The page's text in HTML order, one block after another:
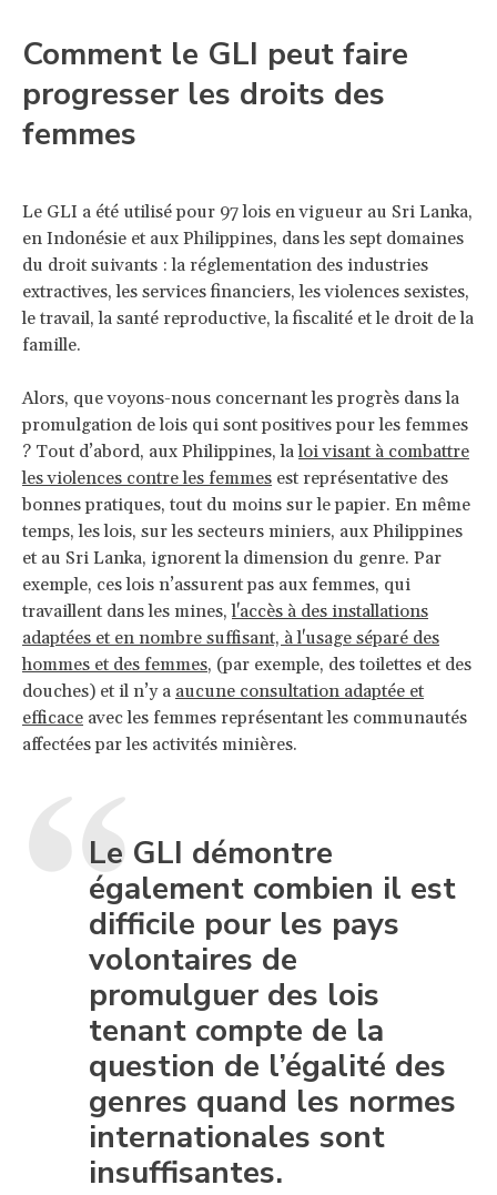
Comment le GLI peut faire
progresser les droits des
femmes
Le GLI a été utilisé pour 97 lois en vigueur au Sri Lanka,
en Indonésie et aux Philippines, dans les sept domaines
du droit suivants : la réglementation des industries
extractives, les services financiers, les violences sexistes,
le travail, la santé reproductive, la fiscalité et le droit de la
famille.
Alors, que voyons-nous concernant les progrès dans la
promulgation de lois qui sont positives pour les femmes
? Tout d’abord, aux Philippines, laloi visant à combattre
les violences contre les femmes est représentative des
bonnes pratiques, tout du moins sur le papier. En même
temps, les lois, sur les secteurs miniers, aux Philippines
et au Sri Lanka, ignorent la dimension du genre. Par
exemple, ces lois n’assurent pas aux femmes, qui
travaillent dans les mines,l'accès à des installations
adaptées et en nombre suffisant, à l'usage séparé des
hommes et des femmes, (par exemple, des toilettes et des
douches) et il n’y a aucune consultation adaptée et
efficace avec les femmes représentant les communautés
affectées par les activités minières.
Le GLI démontre
également combien il est
difficile pour les pays
volontaires de
promulguer des lois
tenant compte de la
question de l’égalité des
genres quand les normes
internationales sont
insuffisantes.